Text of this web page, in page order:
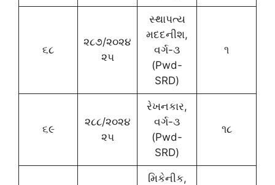
૬૮
૨૮૭/૨૦૨૪
૨૫
સ્થાપત્ય
મદદનીશ,
વર્ગ-૩
(Pwd-
SRD)
૧
૬૯
૨૮૮/૨૦૨૪
૨૫
રેખનકાર,
વર્ગ-૩
(Pwd-
SRD)
૧૮
મિકેનીક,